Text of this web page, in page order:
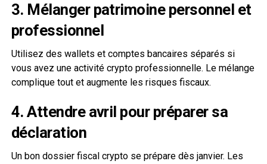
3. Mélanger patrimoine personnel et
professionnel
Utilisez des wallets et comptes bancaires séparés si
vous avez une activité crypto professionnelle. Le mélange
complique tout et augmente les risques fiscaux.
4. Attendre avril pour préparer sa
déclaration
Un bon dossier fiscal crypto se prépare dès janvier. Les